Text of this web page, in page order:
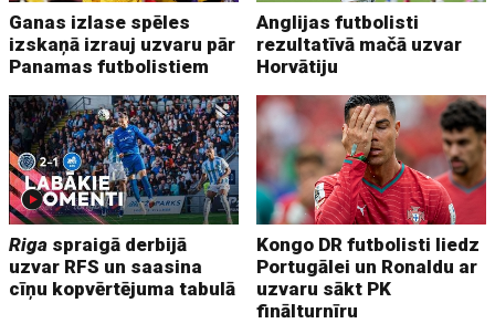
Ganas izlase spēles
izskaņā izrauj uzvaru pār
Panamas futbolistiem
Anglijas futbolisti
rezultatīvā mačā uzvar
Horvātiju
Riga spraigā derbijā
uzvar RFS un saasina
cīņu kopvērtējuma tabulā
Kongo DR futbolisti liedz
Portugālei un Ronaldu ar
uzvaru sākt PK
finālturnīru